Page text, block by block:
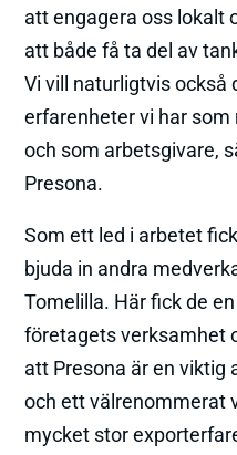
att engagera oss lokalt
att både få ta del av
Vi vill naturligtvis också
erfarenheter vi har
och som arbetsgivare,
Presona.
Som ett led i arbetet
bjuda in andra
Tomelilla. Här fick de
företagets verksamhet
att Presona är en viktig
och ett välrenommerat
mycket stor